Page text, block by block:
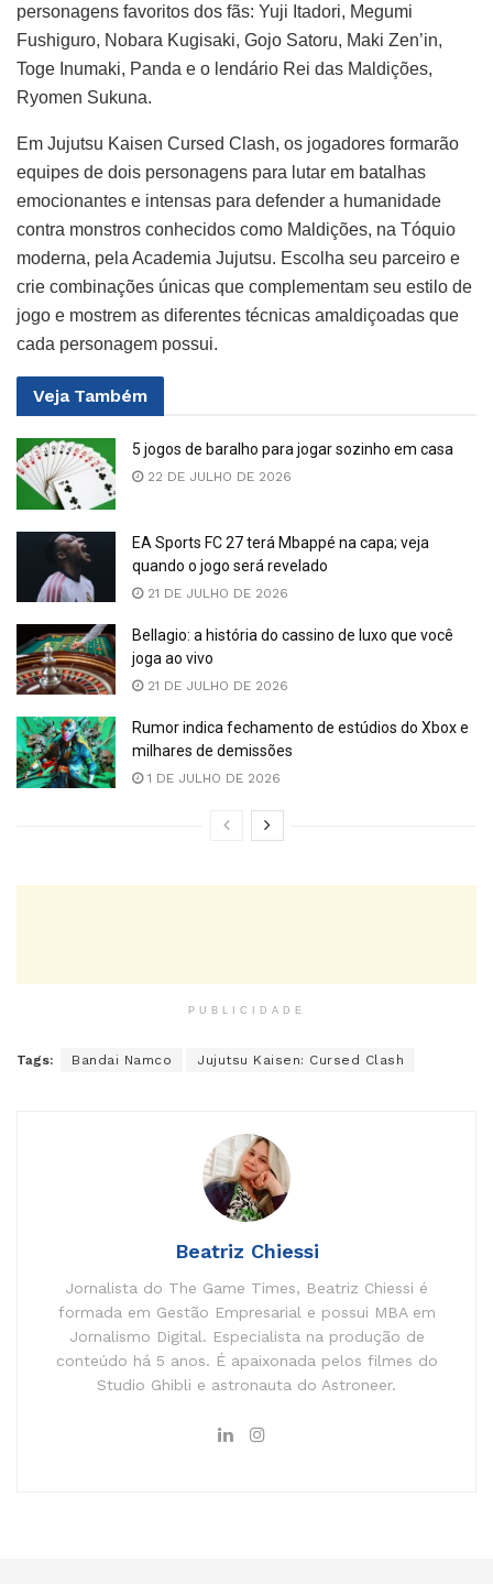
personagens favoritos dos fãs: Yuji Itadori, Megumi
Fushiguro, Nobara Kugisaki, Gojo Satoru, Maki Zen’in,
Toge Inumaki, Panda e o lendário Rei das Maldições,
Ryomen Sukuna.
Em Jujutsu Kaisen Cursed Clash, os jogadores formarão
equipes de dois personagens para lutar em batalhas
emocionantes e intensas para defender a humanidade
contra monstros conhecidos como Maldições, na Tóquio
moderna, pela Academia Jujutsu. Escolha seu parceiro e
crie combinações únicas que complementam seu estilo de
jogo e mostrem as diferentes técnicas amaldiçoadas que
cada personagem possui.
Veja Também
5 jogos de baralho para jogar sozinho em casa
22 DE JULHO DE 2026
EA Sports FC 27 terá Mbappé na capa; veja
quando o jogo será revelado
21 DE JULHO DE 2026
Bellagio: a história do cassino de luxo que você
joga ao vivo
21 DE JULHO DE 2026
Rumor indica fechamento de estúdios do Xbox e
milhares de demissões
1 DE JULHO DE 2026
PUBLICIDADE
Tags: Bandai Namco Jujutsu Kaisen: Cursed Clash
Beatriz Chiessi
Jornalista do The Game Times, Beatriz Chiessi é
formada em Gestão Empresarial e possui MBA em
Jornalismo Digital. Especialista na produção de
conteúdo há 5 anos. É apaixonada pelos filmes do
Studio Ghibli e astronauta do Astroneer.